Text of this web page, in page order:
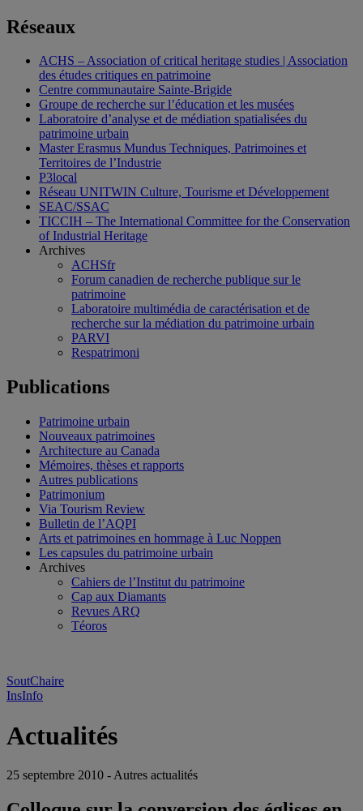
Réseaux
ACHS – Association of critical heritage studies | Association
des études critiques en patrimoine
Centre communautaire Sainte-Brigide
Groupe de recherche sur l’éducation et les musées
Laboratoire d’analyse et de médiation spatialisées du
patrimoine urbain
Master Erasmus Mundus Techniques, Patrimoines et
Territoires de l’Industrie
P3local
Réseau UNITWIN Culture, Tourisme et Développement
SEAC/SSAC
TICCIH – The International Committee for the Conservation
of Industrial Heritage
Archives
ACHSfr
Forum canadien de recherche publique sur le
patrimoine
Laboratoire multimédia de caractérisation et de
recherche sur la médiation du patrimoine urbain
PARVI
Respatrimoni
Publications
Patrimoine urbain
Nouveaux patrimoines
Architecture au Canada
Mémoires, thèses et rapports
Autres publications
Patrimonium
Via Tourism Review
Bulletin de l’AQPI
Arts et patrimoines en hommage à Luc Noppen
Les capsules du patrimoine urbain
Archives
Cahiers de l’Institut du patrimoine
Cap aux Diamants
Revues ARQ
Téoros
SoutChaire
InsInfo
Actualités
25 septembre 2010 - Autres actualités